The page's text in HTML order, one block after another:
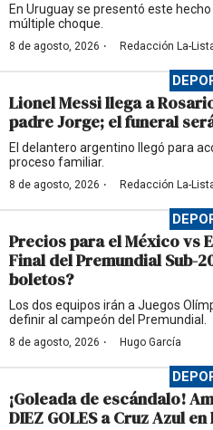
En Uruguay se presentó este
múltiple choque.
8 de agosto, 2026 · Redacción La-
Lionel Messi llega a
padre Jorge; el funeral
El delantero argentino llegó para
proceso familiar.
8 de agosto, 2026 · Redacción La-
Precios para el México vs
Final del Premundial Sub-
boletos?
Los dos equipos irán a Juegos
definir al campeón del Premundial.
8 de agosto, 2026 · Hugo García
¡Goleada de escándalo!
DIEZ GOLES a Cruz Azul